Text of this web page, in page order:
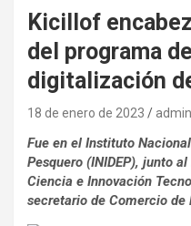
Kicillof
del programa
digitalización
18 de enero de 2023 admin
Fue en el Instituto
Pesquero (INIDEP), junto
Ciencia e Innovación
secretario de Comercio